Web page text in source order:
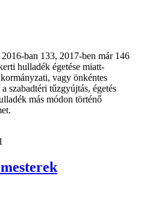
ban 133, 2017-ben már 146
hulladék égetése miatt-
vagy önkéntes
szabadtéri tűzgyújtás, égetés
más módon történő